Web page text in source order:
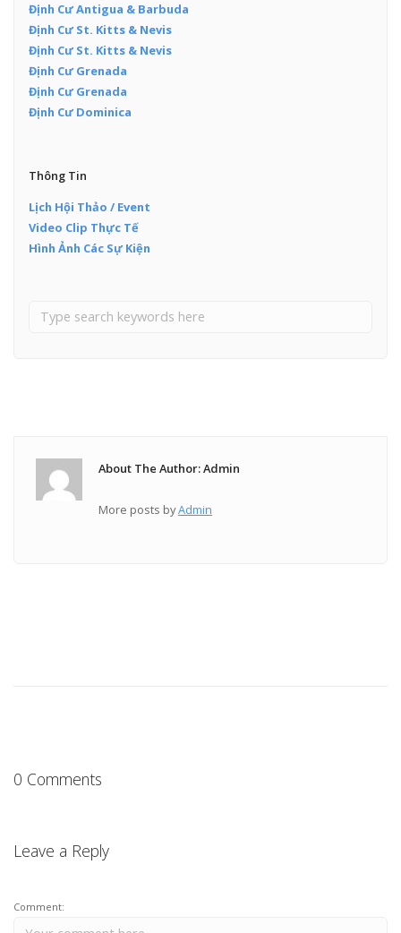
Định Cư Antigua & Barbuda
Định Cư St. Kitts & Nevis
Định Cư St. Kitts & Nevis
Định Cư Grenada
Định Cư Grenada
Định Cư Dominica
Thông Tin
Lịch Hội Thảo / Event
Video Clip Thực Tế
Hình Ảnh Các Sự Kiện
About The Author: Admin
More posts byAdmin
0 Comments
Leave a Reply
Comment: